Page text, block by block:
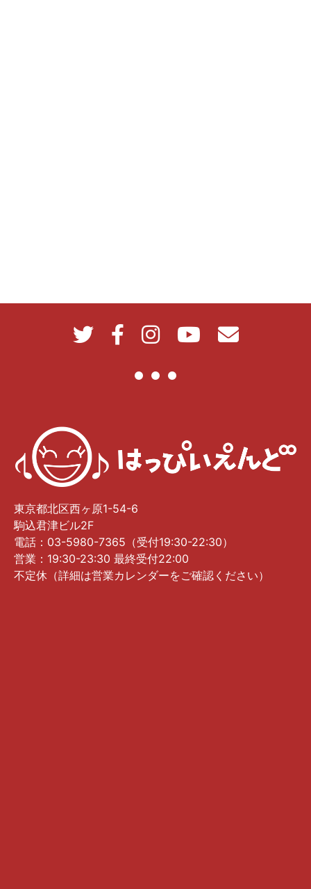
東京都北区西ヶ原1-54-6
駒込君津ビル2F
電話：03-5980-7365（受付19:30-22:30）
営業：19:30-23:30 最終受付22:00
不定休（詳細は営業カレンダーをご確認ください）